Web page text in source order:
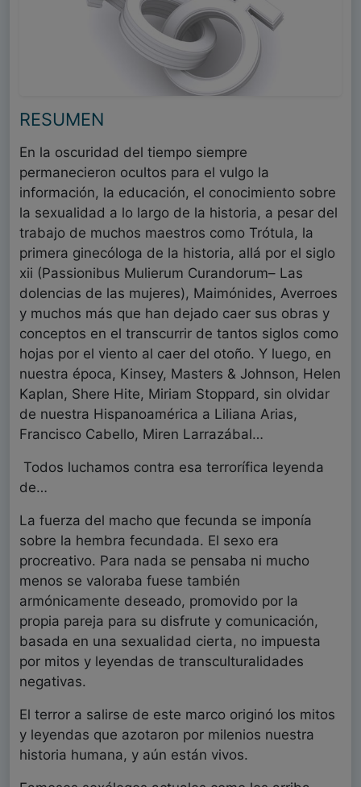
RESUMEN
En la oscuridad del tiempo siempre
permanecieron ocultos para el vulgo la
información, la educación, el conocimiento sobre
la sexualidad a lo largo de la historia, a pesar del
trabajo de muchos maestros como Trótula, la
primera ginecóloga de la historia, allá por el siglo
xii (Passionibus Mulierum Curandorum– Las
dolencias de las mujeres), Maimónides, Averroes
y muchos más que han dejado caer sus obras y
conceptos en el transcurrir de tantos siglos como
hojas por el viento al caer del otoño. Y luego, en
nuestra época, Kinsey, Masters & Johnson, Helen
Kaplan, Shere Hite, Miriam Stoppard, sin olvidar
de nuestra Hispanoamérica a Liliana Arias,
Francisco Cabello, Miren Larrazábal…
Todos luchamos contra esa terrorífica leyenda
de…
La fuerza del macho que fecunda se imponía
sobre la hembra fecundada. El sexo era
procreativo. Para nada se pensaba ni mucho
menos se valoraba fuese también
armónicamente deseado, promovido por la
propia pareja para su disfrute y comunicación,
basada en una sexualidad cierta, no impuesta
por mitos y leyendas de transculturalidades
negativas.
El terror a salirse de este marco originó los mitos
y leyendas que azotaron por milenios nuestra
historia humana, y aún están vivos.